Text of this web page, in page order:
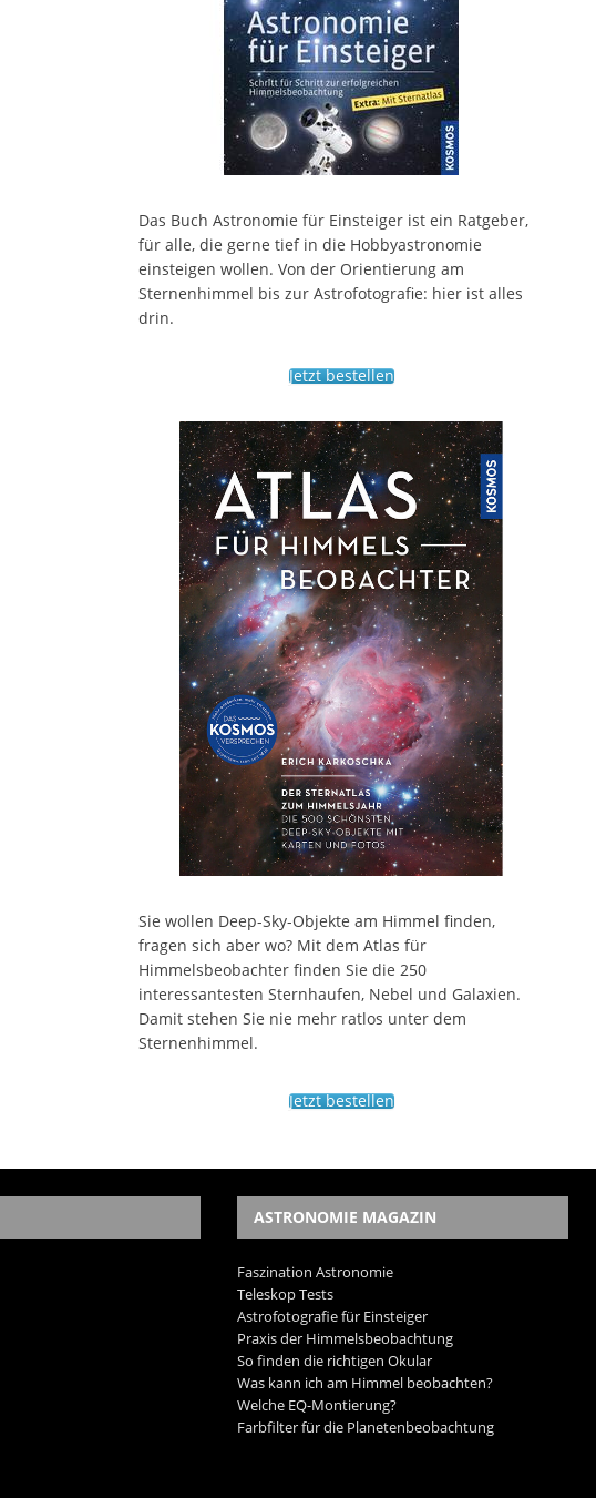
Das Buch Astronomie für Einsteiger ist ein Ratgeber,
für alle, die gerne tief in die Hobbyastronomie
einsteigen wollen. Von der Orientierung am
Sternenhimmel bis zur Astrofotografie: hier ist alles
drin.
Jetzt bestellen
Sie wollen Deep-Sky-Objekte am Himmel finden,
fragen sich aber wo? Mit dem Atlas für
Himmelsbeobachter finden Sie die 250
interessantesten Sternhaufen, Nebel und Galaxien.
Damit stehen Sie nie mehr ratlos unter dem
Sternenhimmel.
Jetzt bestellen
ASTRONOMIE MAGAZIN
Faszination Astronomie
Teleskop Tests
Astrofotografie für Einsteiger
Praxis der Himmelsbeobachtung
So finden die richtigen Okular
Was kann ich am Himmel beobachten?
Welche EQ-Montierung?
Farbfilter für die Planetenbeobachtung